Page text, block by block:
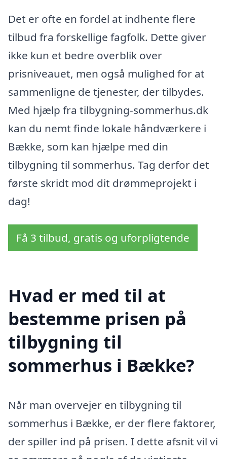
Det er ofte en fordel at indhente flere
tilbud fra forskellige fagfolk. Dette giver
ikke kun et bedre overblik over
prisniveauet, men også mulighed for at
sammenligne de tjenester, der tilbydes.
Med hjælp fra tilbygning-sommerhus.dk
kan du nemt finde lokale håndværkere i
Bække, som kan hjælpe med din
tilbygning til sommerhus. Tag derfor det
første skridt mod dit drømmeprojekt i
dag!
Få 3 tilbud, gratis og uforpligtende
Hvad er med til at
bestemme prisen på
tilbygning til
sommerhus i Bække?
Når man overvejer en tilbygning til
sommerhus i Bække, er der flere faktorer,
der spiller ind på prisen. I dette afsnit vil vi